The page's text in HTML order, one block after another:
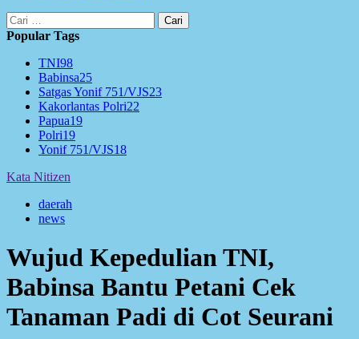
Cari
untuk:
Popular Tags
TNI98
Babinsa25
Satgas Yonif 751/VJS23
Kakorlantas Polri22
Papua19
Polri19
Yonif 751/VJS18
Kata Nitizen
daerah
news
Wujud Kepedulian TNI,
Babinsa Bantu Petani Cek
Tanaman Padi di Cot Seurani